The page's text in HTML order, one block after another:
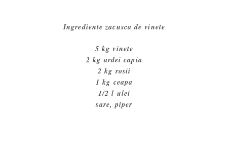
Ingrediente zacusca de vinete
5 kg vinete
2 kg ardei capia
2 kg rosii
1 kg ceapa
1/2 l ulei
sare, piper